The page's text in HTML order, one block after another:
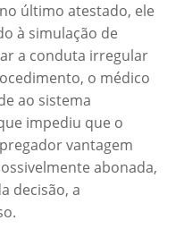
último atestado, ele
à simulação de
a conduta irregular
o médico
ao sistema
impediu que o
vantagem
abonada,
decisão, a